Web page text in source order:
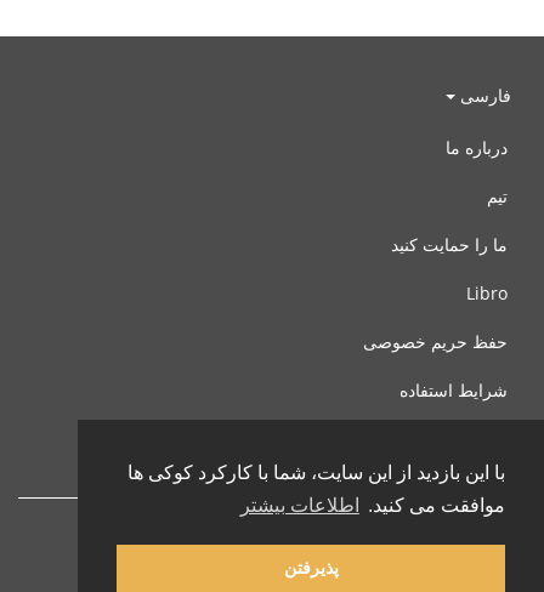
با این بازدید از این سایت، شما با کارکرد کوکی ها
موافقت می کنید.
اطلاعات بیشتر
پذیرفتن
فارسی
درباره ما
تیم
ما را حمایت کنید
Libro
حفظ حریم خصوصی
شرایط استفاده